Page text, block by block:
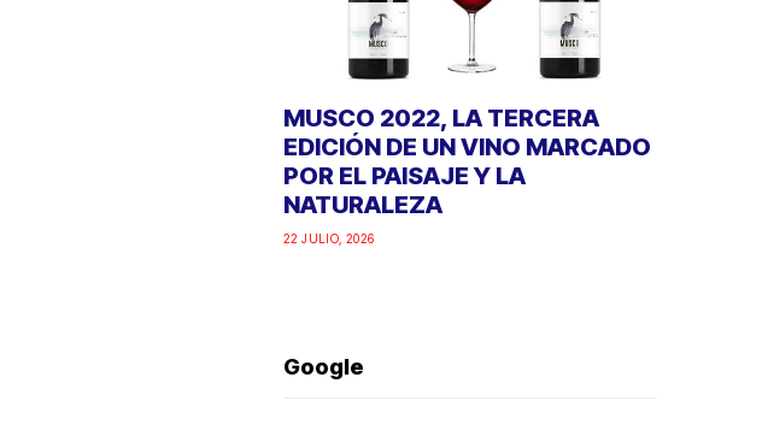
MUSCO 2022, LA TERCERA
EDICIÓN DE UN VINO MARCADO
POR EL PAISAJE Y LA
NATURALEZA
22 JULIO, 2026
Google